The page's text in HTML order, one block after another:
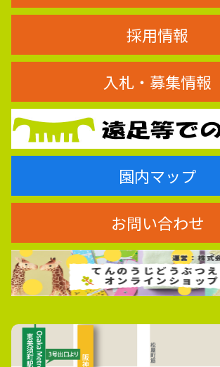
採用情報
入札・募集情報
園内マップ
お問い合わせ